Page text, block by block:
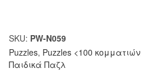
SKU: PW-N059
Puzzles, Puzzles <100 κομματιών
Παιδικά Παζλ